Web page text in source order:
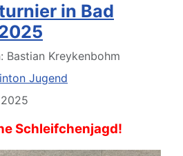
in Bad
Bastian Kreykenbohm
Jugend
Schleifchenjagd!